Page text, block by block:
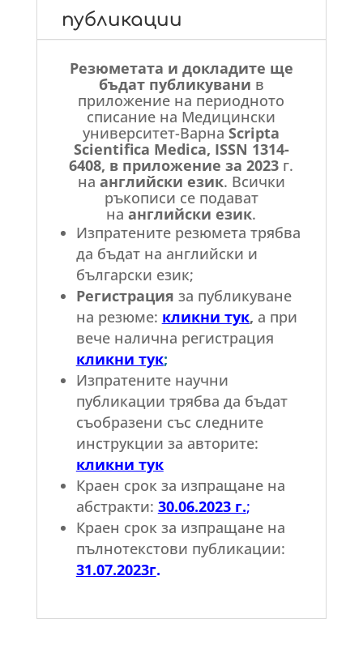
публикации
Резюметата и докладите ще
бъдат публикувани в
приложение на периодното
списание на Медицински
университет-ВарнаScripta
Scientifica Medica, ISSN 1314-
6408, в приложение за 2023 г.
на английски език. Всички
ръкописи се подават
наанглийски език.
Изпратените резюмета трябва
да бъдат на английски и
български език;
Регистрация за публикуване
на резюме: кликни тук, а при
вече налична регистрация
кликни тук;
Изпратените научни
публикации трябва да бъдат
съобразени със следните
инструкции за авторите:
кликни тук
Краен срок за изпращане на
абстракти: 30.06.2023 г.;
Краен срок за изпращане на
пълнотекстови публикации:
31.07.2023г.